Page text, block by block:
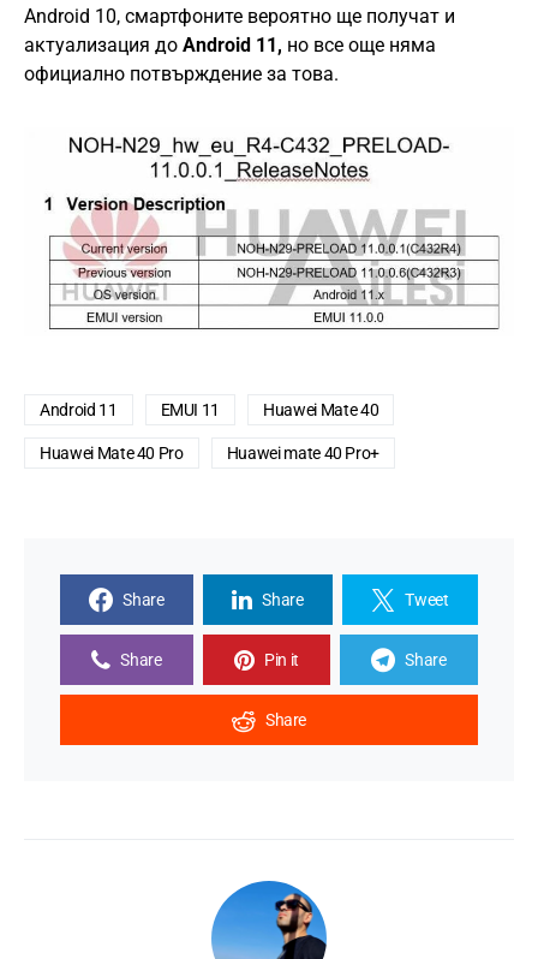
Android 10, смартфоните вероятно ще получат и
актуализация до Android 11, но все още няма
официално потвърждение за това.
Android 11 EMUI 11 Huawei Mate 40
Huawei Mate 40 Pro Huawei mate 40 Pro+
Share Share Tweet
Share Pin it Share
Share